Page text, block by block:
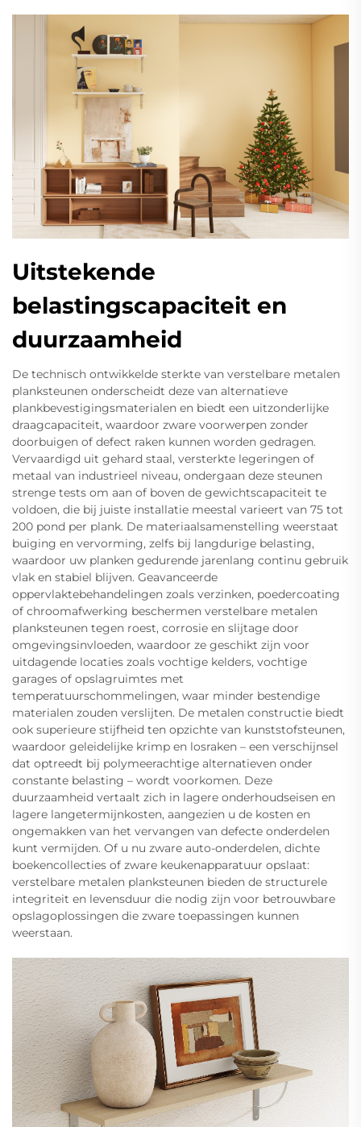
Uitstekende
belastingscapaciteit en
duurzaamheid
De technisch ontwikkelde sterkte van verstelbare metalen
planksteunen onderscheidt deze van alternatieve
plankbevestigingsmaterialen en biedt een uitzonderlijke
draagcapaciteit, waardoor zware voorwerpen zonder
doorbuigen of defect raken kunnen worden gedragen.
Vervaardigd uit gehard staal, versterkte legeringen of
metaal van industrieel niveau, ondergaan deze steunen
strenge tests om aan of boven de gewichtscapaciteit te
voldoen, die bij juiste installatie meestal varieert van 75 tot
200 pond per plank. De materiaalsamenstelling weerstaat
buiging en vervorming, zelfs bij langdurige belasting,
waardoor uw planken gedurende jarenlang continu gebruik
vlak en stabiel blijven. Geavanceerde
oppervlaktebehandelingen zoals verzinken, poedercoating
of chroomafwerking beschermen verstelbare metalen
planksteunen tegen roest, corrosie en slijtage door
omgevingsinvloeden, waardoor ze geschikt zijn voor
uitdagende locaties zoals vochtige kelders, vochtige
garages of opslagruimtes met
temperatuurschommelingen, waar minder bestendige
materialen zouden verslijten. De metalen constructie biedt
ook superieure stijfheid ten opzichte van kunststofsteunen,
waardoor geleidelijke krimp en losraken – een verschijnsel
dat optreedt bij polymeerachtige alternatieven onder
constante belasting – wordt voorkomen. Deze
duurzaamheid vertaalt zich in lagere onderhoudseisen en
lagere langetermijnkosten, aangezien u de kosten en
ongemakken van het vervangen van defecte onderdelen
kunt vermijden. Of u nu zware auto-onderdelen, dichte
boekencollecties of zware keukenapparatuur opslaat:
verstelbare metalen planksteunen bieden de structurele
integriteit en levensduur die nodig zijn voor betrouwbare
opslagoplossingen die zware toepassingen kunnen
weerstaan.